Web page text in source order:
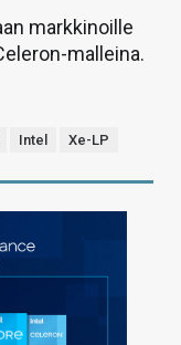
markkinoille
malleina.
Intel Xe-LP